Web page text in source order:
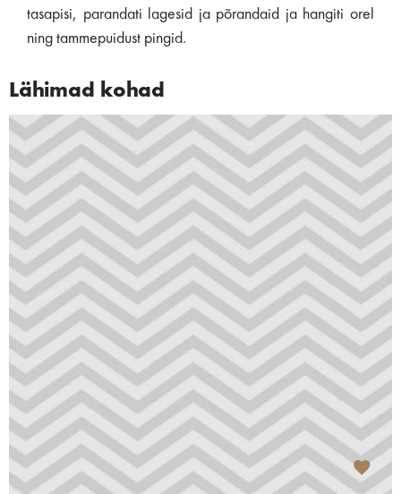
tasapisi, parandati lagesid ja põrandaid ja hangiti orel
ning tammepuidust pingid.
Lähimad kohad